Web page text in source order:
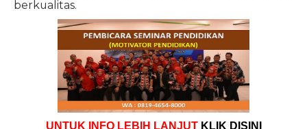
berkualitas.
UNTUK INFO LEBIH LANJUT KLIK DISINI